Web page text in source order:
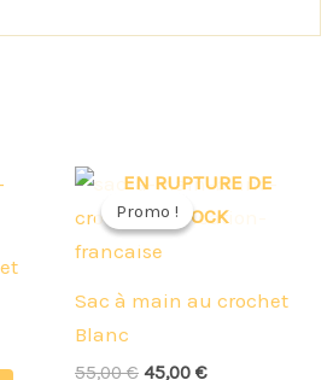
Promo !
EN RUPTURE DE
STOCK
Promo !
Sac à main au crochet
Blanc
55,00€
Le
initial
était :
45,00 €
Le
actuel